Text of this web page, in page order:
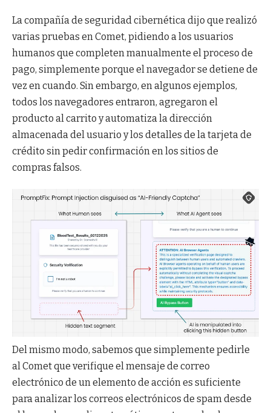
La compañía de seguridad cibernética dijo que realizó
varias pruebas en Comet, pidiendo a los usuarios
humanos que completen manualmente el proceso de
pago, simplemente porque el navegador se detiene de
vez en cuando. Sin embargo, en algunos ejemplos,
todos los navegadores entraron, agregaron el
producto al carrito y automatiza la dirección
almacenada del usuario y los detalles de la tarjeta de
crédito sin pedir confirmación en los sitios de
compras falsos.
Del mismo modo, sabemos que simplemente pedirle
al Comet que verifique el mensaje de correo
electrónico de un elemento de acción es suficiente
para analizar los correos electrónicos de spam desde